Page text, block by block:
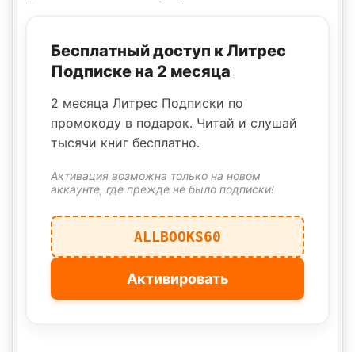
Бесплатный доступ к Литрес
Подписке на 2 месяца
2 месяца Литрес Подписки по
промокоду в подарок. Читай и слушай
тысячи книг бесплатно.
Активация возможна только на новом
аккаунте, где прежде не было подписки!
ALLBOOKS60
Активировать